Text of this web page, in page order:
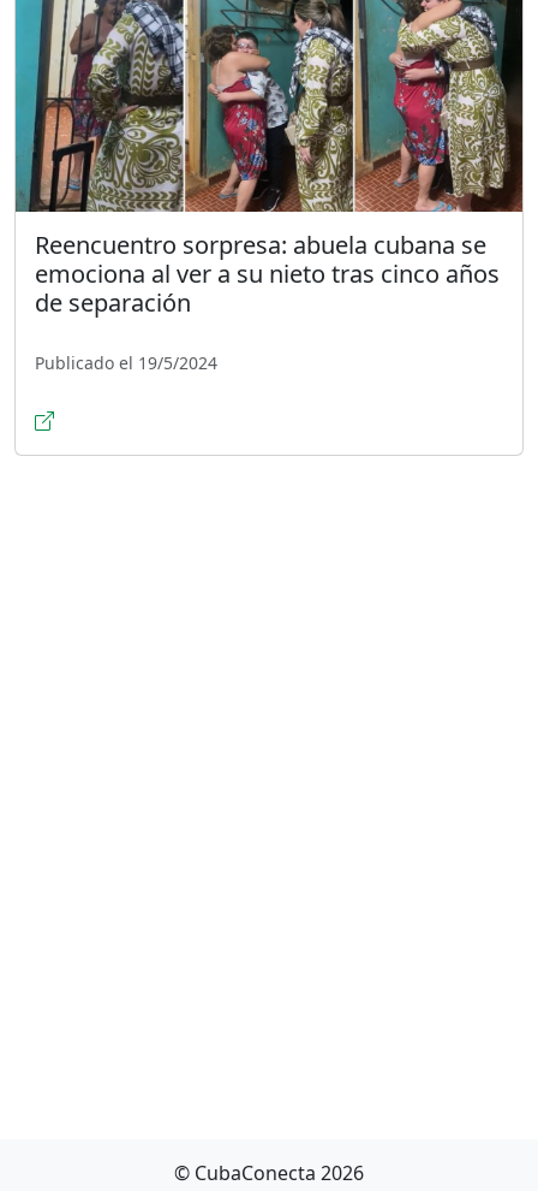
Reencuentro sorpresa: abuela cubana se
emociona al ver a su nieto tras cinco años
de separación
Publicado el 19/5/2024
© CubaConecta 2026